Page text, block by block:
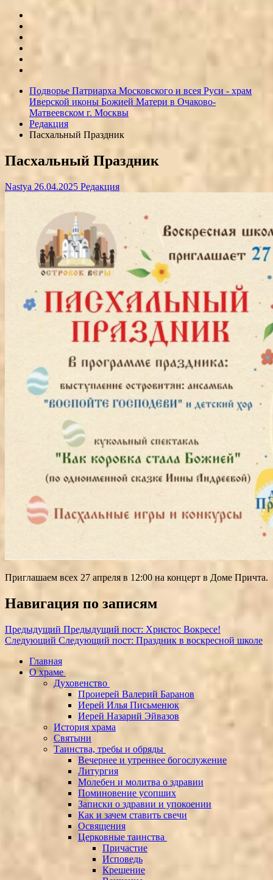
Подворье Патриарха Московского и всея Руси - храм
Иверской иконы Божией Матери в Очаково-
Матвеевском г. Москвы
Редакция
Пасхальный Праздник
Пасхальный Праздник
Nastya 26.04.2025 Редакция
Приглашаем всех 27 апреля в 12:00 на концерт в Доме Причта.
Навигация по записям
Предыдущий Предыдущий пост: Христос Вокресе!
Следующий Следующий пост: Праздник в воскресной школе
Главная
О храме
Духовенство
Проиерей Валерий Баранов
Иерей Илья Письменюк
Иерей Назарий Эйвазов
История храма
Святыни
Таинства, требы и обряды
Вечернее и утреннее богослужение
Литургия
Молебен и молитва о здравии
Поминовение усопших
Записки о здравии и упокоении
Как и зачем ставить свечи
Освящения
Церковные таинства
Причастие
Исповедь
Крещение